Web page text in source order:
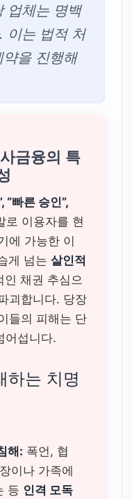
업체는 명백
이는 법적 처
을 진행해
금융의 특
“빠른 승인”,
로 이용자를 현
에 가능한 이
게 넘는살인적
인 채권 추심으
괴합니다. 당장
들의 피해는 단
어섭니다.
하는 치명
해: 폭언, 협
이나 가족에
등 인격 모독